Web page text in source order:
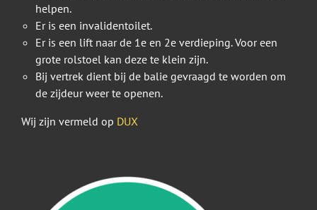
helpen.
Er is een invalidentoilet.
Er is een lift naar de 1e en 2e verdieping. Voor een
grote rolstoel kan deze te klein zijn.
Bij vertrek dient bij de balie gevraagd te worden om
de zijdeur weer te openen.
Wij zijn vermeld op DUX